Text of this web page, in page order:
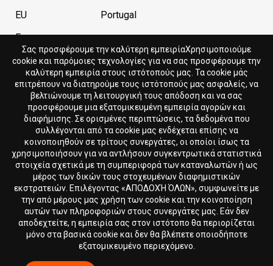
EU
France
Portugal
Current store
Cyprus
Language
Ελληνικά
Currency
EUR
Σας προσφέρουμε την καλύτερη εμπειρίαΧρησιμοποιούμε
cookie και παρόμοιες τεχνολογίες για να σας προσφέρουμε την
καλύτερη εμπειρία στους ιστότοπούς μας. Τα cookie μάς
επιτρέπουν να διατηρούμε τους ιστότοπούς μας ασφαλείς, να
βελτιώνουμε τη λειτουργική τους απόδοση και να σας
προσφέρουμε μια εξατομικευμένη εμπειρία αγορών και
διαφήμισης. Σε ορισμένες περιπτώσεις, τα δεδομένα που
συλλέγονται από τα cookie μας ενδέχεται επίσης να
κοινοποιηθούν σε τρίτους συνεργάτες, οι οποίοι ίσως τα
χρησιμοποιήσουν για να αντλήσουν συγκεντρωτικά στατιστικά
στοιχεία σχετικά με τη συμπεριφορά των καταναλωτών ή ως
μέρος των δικών τους στοχευμένων διαφημιστικών
εκστρατειών. Επιλέγοντας «ΑΠΟΔΟΧΉ ΌΛΩΝ», συμφωνείτε με
την από μέρους μας χρήση των cookie και την κοινοποίηση
αυτών των πληροφοριών στους συνεργάτες μας. Εάν δεν
αποδεχτείτε, η εμπειρία σας στον ιστότοπο θα περιορίζεται
μόνο στα βασικά cookie και δεν θα βλέπετε οποιοδήποτε
εξατομικευμένο περιεχόμενο.